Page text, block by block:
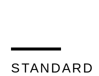
STANDARD